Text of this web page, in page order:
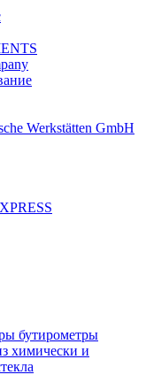
Werkstätten GmbH
бутирометры
химически и